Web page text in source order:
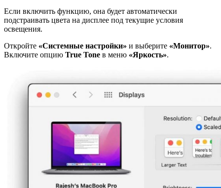
Если включить функцию, она будет автоматически
подстраивать цвета на дисплее под текущие условия
освещения.
Откройте «Системные настройки» и выберите «Монитор».
Включите опцию True Tone в меню «Яркость».